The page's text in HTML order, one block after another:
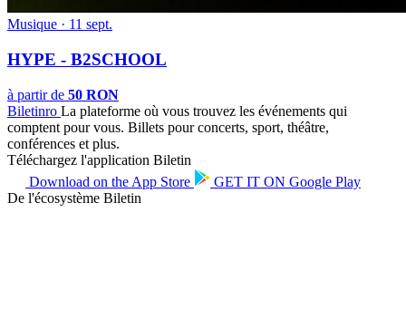
Musique · 11 sept.
HYPE - B2SCHOOL
à partir de 50 RON
Biletinro La plateforme où vous trouvez les événements qui
comptent pour vous. Billets pour concerts, sport, théâtre,
conférences et plus.
Téléchargez l'application Biletin
Download on the App Store GET IT ON Google Play
De l'écosystème Biletin